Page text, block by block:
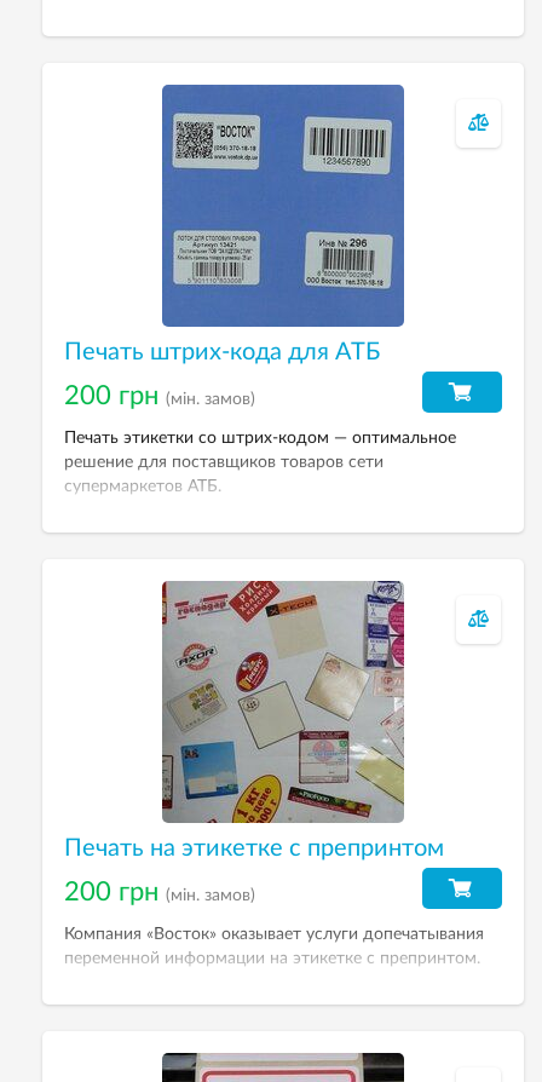
зеленым, желтым цветом. Стоимость допечатки
тиража и технического задания.
Печать штрих-кода для АТБ
200 грн (мін. замов)
Печать этикетки со штрих-кодом — оптимальное
решение для поставщиков товаров сети
супермаркетов АТБ.
Печать на этикетке с препринтом
200 грн (мін. замов)
Компания «Восток» оказывает услуги допечатывания
переменной информации на этикетке с препринтом.